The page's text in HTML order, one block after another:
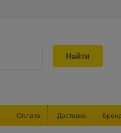
Найти
Оплата Доставка